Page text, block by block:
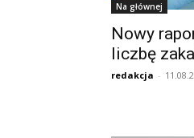
Na głównej
Nowy
liczbę
redakcja -